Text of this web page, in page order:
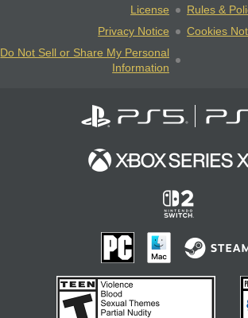
License
Rules &
Privacy Notice
Cookies
Do Not Sell or Share My Personal
Information